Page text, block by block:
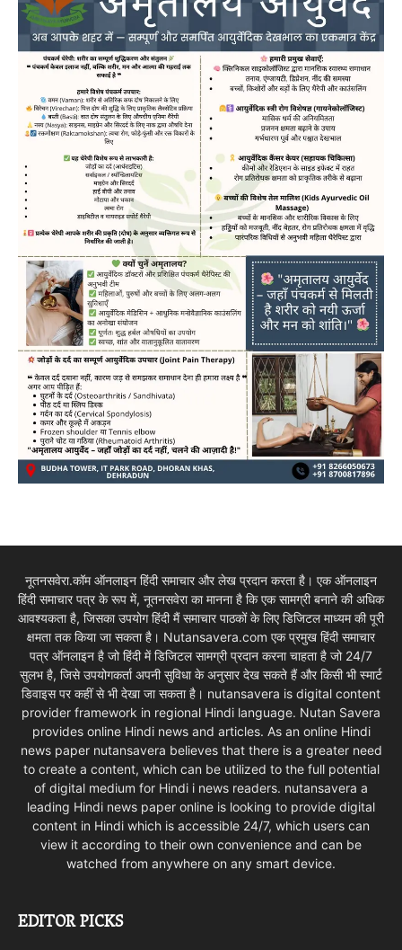
नूतनसवेरा.कॉम ऑनलाइन हिंदी समाचार और लेख प्रदान करता है। एक ऑनलाइन
हिंदी समाचार पत्र के रूप में, नूतनसवेरा का मानना है कि एक सामग्री बनाने की अधिक
आवश्यकता है, जिसका उपयोग हिंदी मैं समाचार पाठकों के लिए डिजिटल माध्यम की पूरी
क्षमता तक किया जा सकता है। Nutansavera.com एक प्रमुख हिंदी समाचार
पत्र ऑनलाइन है जो हिंदी में डिजिटल सामग्री प्रदान करना चाहता है जो 24/7
सुलभ है, जिसे उपयोगकर्ता अपनी सुविधा के अनुसार देख सकते हैं और किसी भी स्मार्ट
डिवाइस पर कहीं से भी देखा जा सकता है। nutansavera is digital content
provider framework in regional Hindi language. Nutan Savera
provides online Hindi news and articles. As an online Hindi
news paper nutansavera believes that there is a greater need
to create a content, which can be utilized to the full potential
of digital medium for Hindi i news readers. nutansavera a
leading Hindi news paper online is looking to provide digital
content in Hindi which is accessible 24/7, which users can
view it according to their own convenience and can be
watched from anywhere on any smart device.
EDITOR PICKS